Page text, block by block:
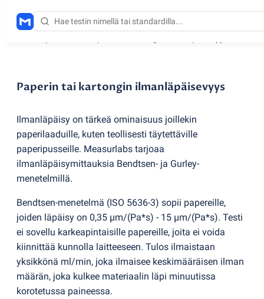
Paperin tai kartongin ilmanläpäisevyys
Ilmanläpäisy on tärkeä ominaisuus joillekin
paperilaaduille, kuten teollisesti täytettäville
paperipusseille. Measurlabs tarjoaa
ilmanläpäisymittauksia Bendtsen- ja Gurley-
menetelmillä.
Bendtsen-menetelmä (ISO 5636-3) sopii papereille,
joiden läpäisy on 0,35 µm/(Pa*s) - 15 µm/(Pa*s). Testi
ei sovellu karkeapintaisille papereille, joita ei voida
kiinnittää kunnolla laitteeseen. Tulos ilmaistaan
yksikkönä ml/min, joka ilmaisee keskimääräisen ilman
määrän, joka kulkee materiaalin läpi minuutissa
korotetussa paineessa.